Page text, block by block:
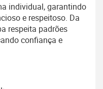
individual, garantindo
e respeitoso. Da
respeita padrões
confiança e